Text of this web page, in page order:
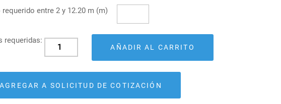
requerido entre 2 y 12.20 m (m)
Panel
Econotecho
cantidad
AÑADIR AL CARRITO
AGREGAR A SOLICITUD DE COTIZACIÓN